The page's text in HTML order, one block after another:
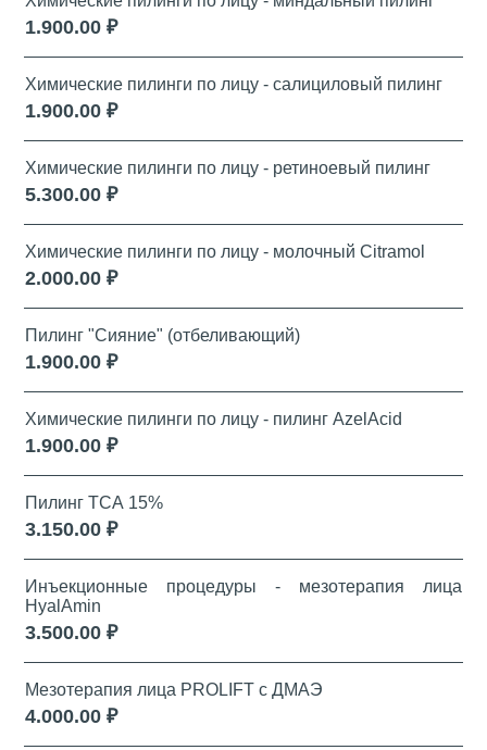
1.900.00 ₽
Химические пилинги по лицу - салициловый пилинг
1.900.00 ₽
Химические пилинги по лицу - ретиноевый пилинг
5.300.00 ₽
Химические пилинги по лицу - молочный Citramol
2.000.00 ₽
Пилинг "Сияние" (отбеливающий)
1.900.00 ₽
Химические пилинги по лицу - пилинг AzelAcid
1.900.00 ₽
Пилинг ТСА 15%
3.150.00 ₽
Инъекционные процедуры - мезотерапия лица
HyalAmin
3.500.00 ₽
Мезотерапия лица PROLIFT с ДМАЭ
4.000.00 ₽